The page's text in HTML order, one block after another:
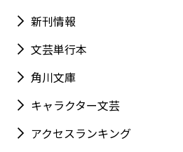
新刊情報
文芸単行本
角川文庫
キャラクター文芸
アクセスランキング